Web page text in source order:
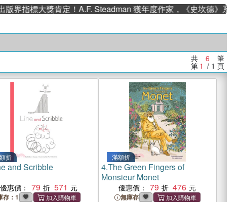
界指標大獎肯定！A.F. Steadman 獲年度作家，《史坎德》系列帶
共 6 筆
第 1 / 1 頁
折
and Scribble
優惠價： 79 571
存：1
滿額折
4.The Green Fingers of
Monsieur Monet
優惠價： 79 476
無庫存